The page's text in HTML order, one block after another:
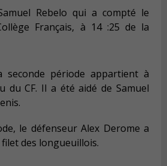
Rebelo qui a compté le
Français, à 14 :25 de la
période appartient à
du CF. Il a été aidé de Samuel
le défenseur Alex Derome a
des longueuillois.